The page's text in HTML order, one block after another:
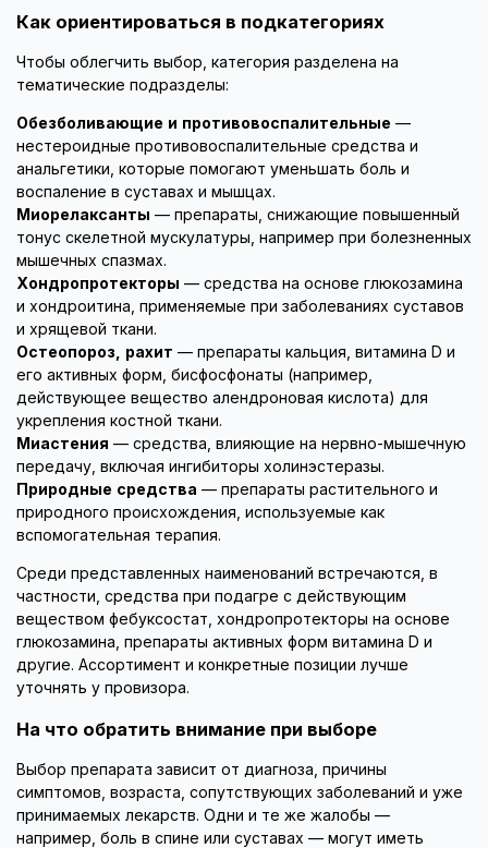
Как ориентироваться в подкатегориях
Чтобы облегчить выбор, категория разделена на
тематические подразделы:
Обезболивающие и противовоспалительные —
нестероидные противовоспалительные средства и
анальгетики, которые помогают уменьшать боль и
воспаление в суставах и мышцах.
Миорелаксанты — препараты, снижающие повышенный
тонус скелетной мускулатуры, например при болезненных
мышечных спазмах.
Хондропротекторы — средства на основе глюкозамина
и хондроитина, применяемые при заболеваниях суставов
и хрящевой ткани.
Остеопороз, рахит — препараты кальция, витамина D и
его активных форм, бисфосфонаты (например,
действующее вещество алендроновая кислота) для
укрепления костной ткани.
Миастения — средства, влияющие на нервно-мышечную
передачу, включая ингибиторы холинэстеразы.
Природные средства — препараты растительного и
природного происхождения, используемые как
вспомогательная терапия.
Среди представленных наименований встречаются, в
частности, средства при подагре с действующим
веществом фебуксостат, хондропротекторы на основе
глюкозамина, препараты активных форм витамина D и
другие. Ассортимент и конкретные позиции лучше
уточнять у провизора.
На что обратить внимание при выборе
Выбор препарата зависит от диагноза, причины
симптомов, возраста, сопутствующих заболеваний и уже
принимаемых лекарств. Одни и те же жалобы —
например, боль в спине или суставах — могут иметь